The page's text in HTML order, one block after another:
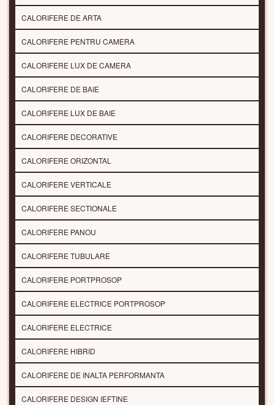
CALORIFERE DE ARTA
CALORIFERE PENTRU CAMERA
CALORIFERE LUX DE CAMERA
CALORIFERE DE BAIE
CALORIFERE LUX DE BAIE
CALORIFERE DECORATIVE
CALORIFERE ORIZONTAL
CALORIFERE VERTICALE
CALORIFERE SECTIONALE
CALORIFERE PANOU
CALORIFERE TUBULARE
CALORIFERE PORTPROSOP
CALORIFERE ELECTRICE PORTPROSOP
CALORIFERE ELECTRICE
CALORIFERE HIBRID
CALORIFERE DE INALTA PERFORMANTA
CALORIFERE DESIGN IEFTINE